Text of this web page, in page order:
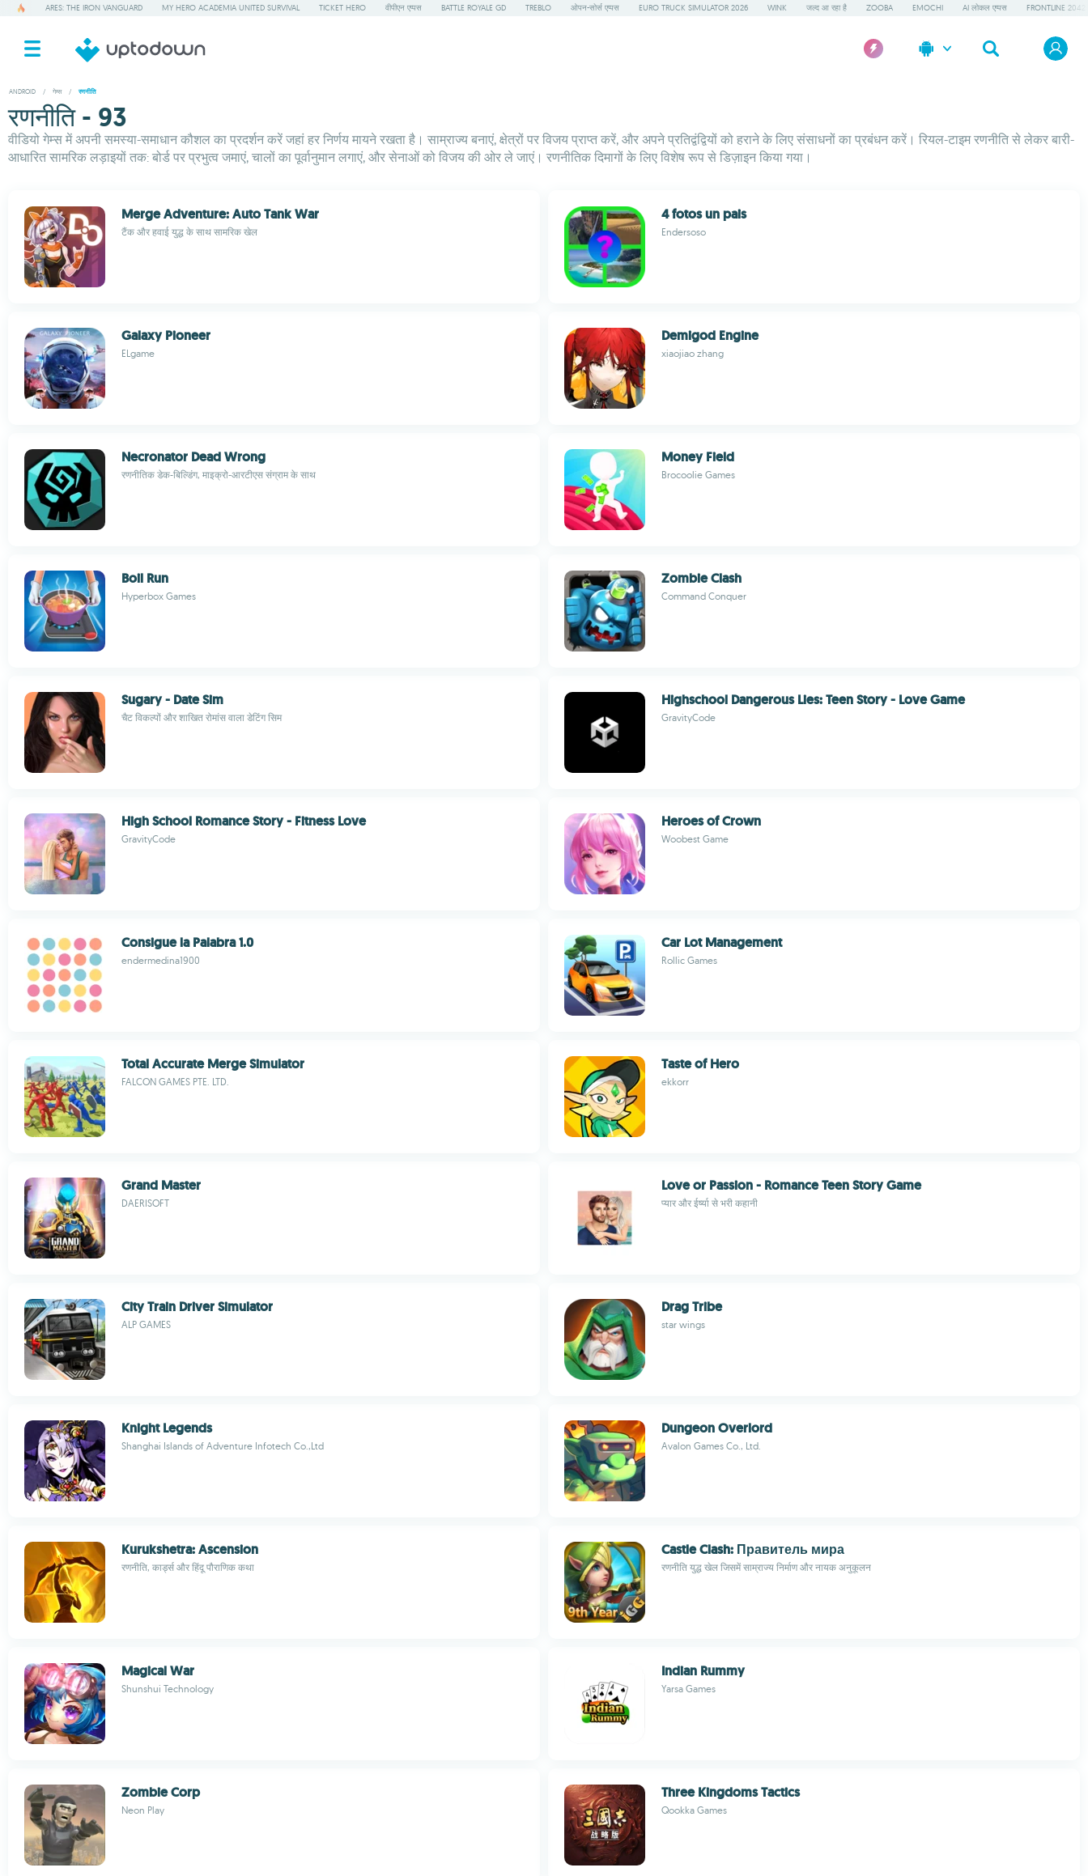
ARES: THE IRON VANGUARD MY HERO ACADEMIA UNITED SURVIVAL TICKET HERO वीपीएन एप्पस BATTLE ROYALE GD TREBLO ओपन-सोर्स एप्पस EURO TRUCK SIMULATOR 2026 WINK जल्द आ रहा है ZOOBA EMOCHI AI लोकल एप्पस FRONTLINE 2042
ANDROID / गेम्स / रणनीति
रणनीति - 93
वीडियो गेम्स में अपनी समस्या-समाधान कौशल का प्रदर्शन करें जहां हर निर्णय मायने रखता है। साम्राज्य बनाएं, क्षेत्रों पर विजय प्राप्त करें, और अपने प्रतिद्वंद्वियों को हराने के लिए संसाधनों का प्रबंधन करें। रियल-टाइम रणनीति से लेकर बारी-
आधारित सामरिक लड़ाइयों तक: बोर्ड पर प्रभुत्व जमाएं, चालों का पूर्वानुमान लगाएं, और सेनाओं को विजय की ओर ले जाएं। रणनीतिक दिमागों के लिए विशेष रूप से डिज़ाइन किया गया।
Merge Adventure: Auto Tank War
टैंक और हवाई युद्ध के साथ सामरिक खेल
4 fotos un pais
Endersoso
Galaxy Pioneer
ELgame
Demigod Engine
xiaojiao zhang
Necronator Dead Wrong
रणनीतिक डेक-बिल्डिंग, माइक्रो-आरटीएस संग्राम के साथ
Money Field
Brocoolie Games
Boil Run
Hyperbox Games
Zombie Clash
Command Conquer
Sugary - Date Sim
चैट विकल्पों और शाखित रोमांस वाला डेटिंग सिम
Highschool Dangerous Lies: Teen Story - Love Game
GravityCode
High School Romance Story - Fitness Love
GravityCode
Heroes of Crown
Woobest Game
Consigue la Palabra 1.0
endermedina1900
Car Lot Management
Rollic Games
Total Accurate Merge Simulator
FALCON GAMES PTE. LTD.
Taste of Hero
ekkorr
Grand Master
DAERISOFT
Love or Passion - Romance Teen Story Game
प्यार और ईर्ष्या से भरी कहानी
City Train Driver Simulator
ALP GAMES
Drag Tribe
star wings
Knight Legends
Shanghai Islands of Adventure Infotech Co.,Ltd
Dungeon Overlord
Avalon Games Co., Ltd.
Kurukshetra: Ascension
रणनीति, कार्ड्स और हिंदू पौराणिक कथा
Castle Clash: Правитель мира
रणनीति युद्ध खेल जिसमें साम्राज्य निर्माण और नायक अनुकूलन
Magical War
Shunshui Technology
Indian Rummy
Yarsa Games
Zombie Corp
Neon Play
Three Kingdoms Tactics
Qookka Games